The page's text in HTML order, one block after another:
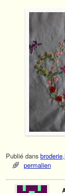
Publié dans broderie,
permalien